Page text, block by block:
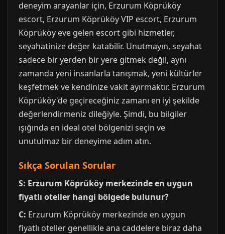
deneyim arayanlar için, Erzurum Köprüköy
escort, Erzurum Köprüköy VIP escort, Erzurum
Köprüköy eve gelen escort gibi hizmetler,
seyahatinize değer katabilir. Unutmayın, seyahat
sadece bir yerden bir yere gitmek değil, aynı
zamanda yeni insanlarla tanışmak, yeni kültürler
keşfetmek ve kendinize vakit ayırmaktır. Erzurum
Köprüköy'de geçireceğiniz zamanı en iyi şekilde
değerlendirmeniz dileğiyle. Şimdi, bu bilgiler
ışığında en ideal otel bölgenizi seçin ve
unutulmaz bir deneyime adım atın.
Sıkça Sorulan Sorular
S: Erzurum Köprüköy merkezinde en uygun
fiyatlı oteller hangi bölgede bulunur?
C: Erzurum Köprüköy merkezinde en uygun
fiyatlı oteller genellikle ana caddelere biraz daha